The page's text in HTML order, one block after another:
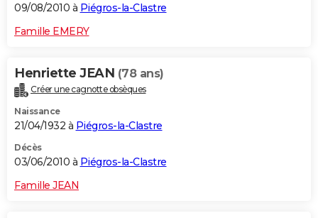
09/08/2010 à Piégros-la-Clastre
Famille EMERY
Henriette JEAN (78 ans)
Créer une cagnotte obsèques
Naissance
21/04/1932 à Piégros-la-Clastre
Décès
03/06/2010 à Piégros-la-Clastre
Famille JEAN